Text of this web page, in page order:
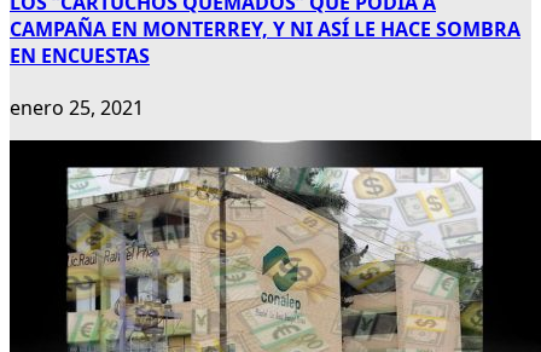
CAMPAÑA EN MONTERREY, Y NI ASÍ LE HACE SOMBRA
EN ENCUESTAS
enero 25, 2021